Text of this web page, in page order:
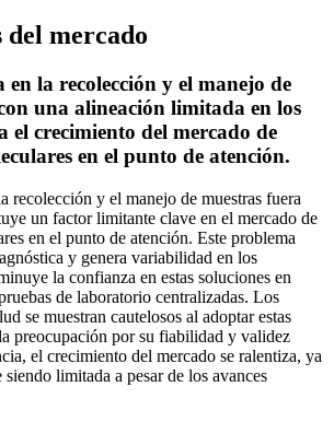
del mercado
en la recolección y el manejo de
una alineación limitada en los
el crecimiento del mercado de
en el punto de atención.
recolección y el manejo de muestras fuera
un factor limitante clave en el mercado de
en el punto de atención. Este problema
y genera variabilidad en los
la confianza en estas soluciones en
de laboratorio centralizadas. Los
se muestran cautelosos al adoptar estas
preocupación por su fiabilidad y validez
el crecimiento del mercado se ralentiza, ya
limitada a pesar de los avances